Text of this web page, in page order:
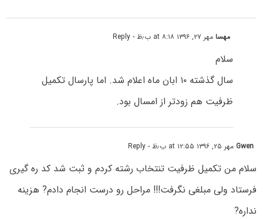
مهسامهر ۲۷, ۱۳۹۶ at ۸:۱۸ ب٫ظ - Reply
سلام
سال گذشته ۱۰ ابان ماه اعلام شد. اما پارسال تکمیل
ظرفیت هم زودتر از امسال بود.
Gwen مهر ۲۵, ۱۳۹۶ at ۱۲:۵۵ ب٫ظ - Reply
سلام من تکمیل ظرفیت تنتخاب رشته کردم و ثبت شد کد ره گیری
فرستاد ولی مبلغی نگرفت!!! مراحل رو درست انجام دادم? هزینه
نداره?